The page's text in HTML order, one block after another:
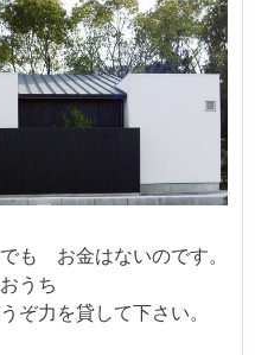
お金はないのです。
うち
ぞ力を貸して下さい。